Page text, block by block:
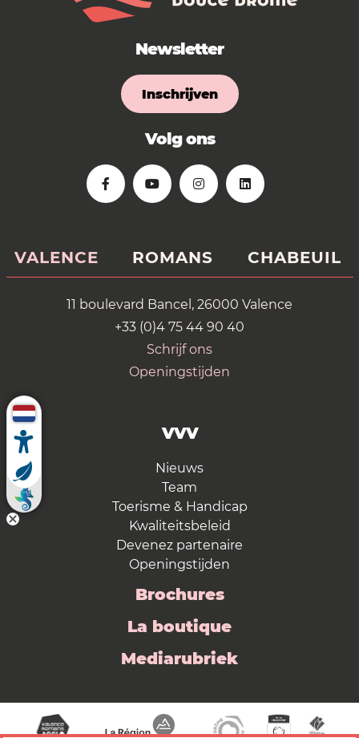
Newsletter
Inschrijven
Volg ons
VALENCE ROMANS CHABEUIL
11 boulevard Bancel, 26000 Valence
+33 (0)4 75 44 90 40
Schrijf ons
Openingstijden
VVV
Nieuws
Team
Toerisme & Handicap
Kwaliteitsbeleid
Devenez partenaire
Openingstijden
Brochures
La boutique
Mediarubriek